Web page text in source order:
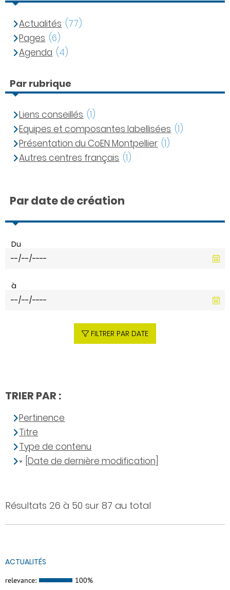
Résultats 26 à 50 sur 87 au total
ACTUALITÉS
relevance: 100%
Actualités (77)
Pages (6)
Agenda (4)
Par rubrique
Liens conseillés (1)
Equipes et composantes labellisées (1)
Présentation du CoEN Montpellier (1)
Autres centres français (1)
Par date de création
Du
à
FILTRER PAR DATE
TRIER PAR :
Pertinence
Titre
Type de contenu
[Date de dernière modification]